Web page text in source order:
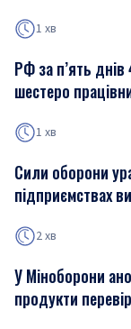
1 хв
РФ за п’ять днів
шестеро
1 хв
Сили оборони
підприємствах
2 хв
У Міноборони
продукти